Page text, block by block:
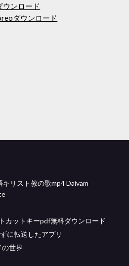
ウンロード
ダウンロード
リスト教の歌mp4 Daivam
カットキーpdf無料ダウンロード
に転送したアプリ
世界